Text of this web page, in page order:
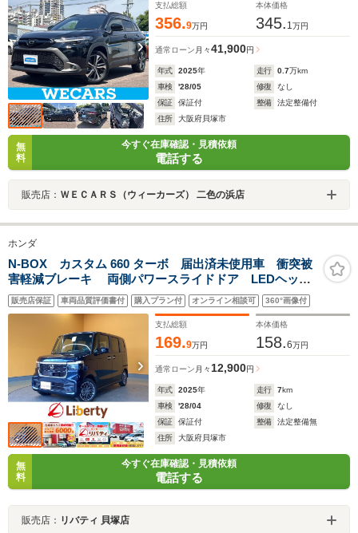
支払総額
356.9万円
本体価格
345. 1万円
通常ローン 月々41,900円
年式 2025年 走行 0.7万km
車検
'28/05 修復
なし
保証
保証付 整備
法定整備付
住所
大阪府貝塚市
無
料
今すぐ在庫確認・見積依頼
電話する
販売店： ＷＥＣＡＲＳ（ウィーカーズ） 二色の浜店
ホンダ
N-BOX カスタム 660 ターボ 届出済未使用車 衝突被
害軽減ブレーキ 両側パワースライドドア LEDヘッド
ライト 電動格納式ドアミラー オートエアコン クル
ーズコントロール 運転席助手席シートヒーター プッ
シュボタンスタート
販売店保証 車両品質評価書付 購入プラン付 オンライン相談可 360°画像付
支払総額
169.9万円
本体価格
158.6万円
通常ローン 月々 12,900円
年式 2025年 走行 7km
車検
'28/04 修復
なし
保証
保証付 整備
法定整備無
住所
大阪府貝塚市
無
料
今すぐ在庫確認・見積依頼
電話する
販売店： リバティ 貝塚店